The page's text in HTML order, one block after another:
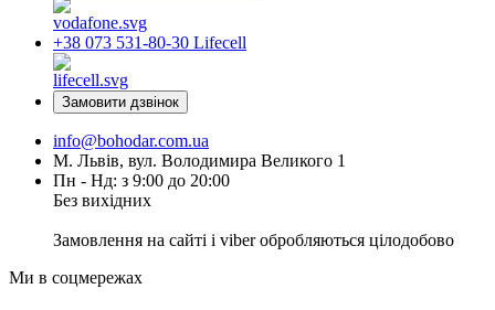
+38 073 531-80-30 Lifecell
Замовити дзвінок
info@bohodar.com.ua
М. Львів, вул. Володимира Великого 1
Пн - Нд: з 9:00 до 20:00
Без вихідних
Замовлення на сайті і viber обробляються цілодобово
Ми в соцмережах